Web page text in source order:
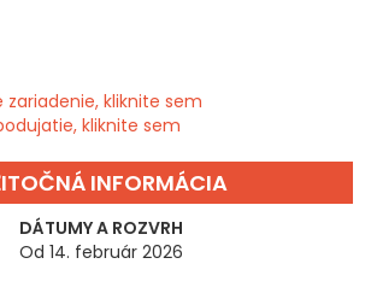
zariadenie, kliknite sem
kliknite sem
INFORMÁCIA
DÁTUMY A ROZVRH
Od 14. február 2026